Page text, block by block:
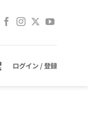
ログイン / 登録